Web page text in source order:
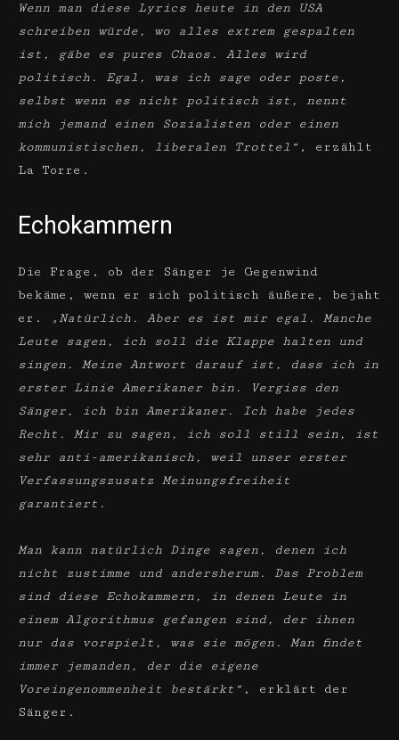
Wenn man diese Lyrics heute in den USA
schreiben würde, wo alles extrem gespalten
ist, gäbe es pures Chaos. Alles wird
politisch. Egal, was ich sage oder poste,
selbst wenn es nicht politisch ist, nennt
mich jemand einen Sozialisten oder einen
kommunistischen, liberalen Trottel“ , erzählt
La Torre.
Echokammern
Die Frage, ob der Sänger je Gegenwind
bekäme, wenn er sich politisch äußere, bejaht
er.
„Natürlich. Aber es ist mir egal. Manche
Leute sagen, ich soll die Klappe halten und
singen. Meine Antwort darauf ist, dass ich in
erster Linie Amerikaner bin. Vergiss den
Sänger, ich bin Amerikaner. Ich habe jedes
Recht. Mir zu sagen, ich soll still sein, ist
sehr anti-amerikanisch, weil unser erster
Verfassungszusatz Meinungsfreiheit
garantiert.
Man kann natürlich Dinge sagen, denen ich
nicht zustimme und andersherum. Das Problem
sind diese Echokammern, in denen Leute in
einem Algorithmus gefangen sind, der ihnen
nur das vorspielt, was sie mögen. Man findet
immer jemanden, der die eigene
Voreingenommenheit bestärkt“ , erklärt der
Sänger.